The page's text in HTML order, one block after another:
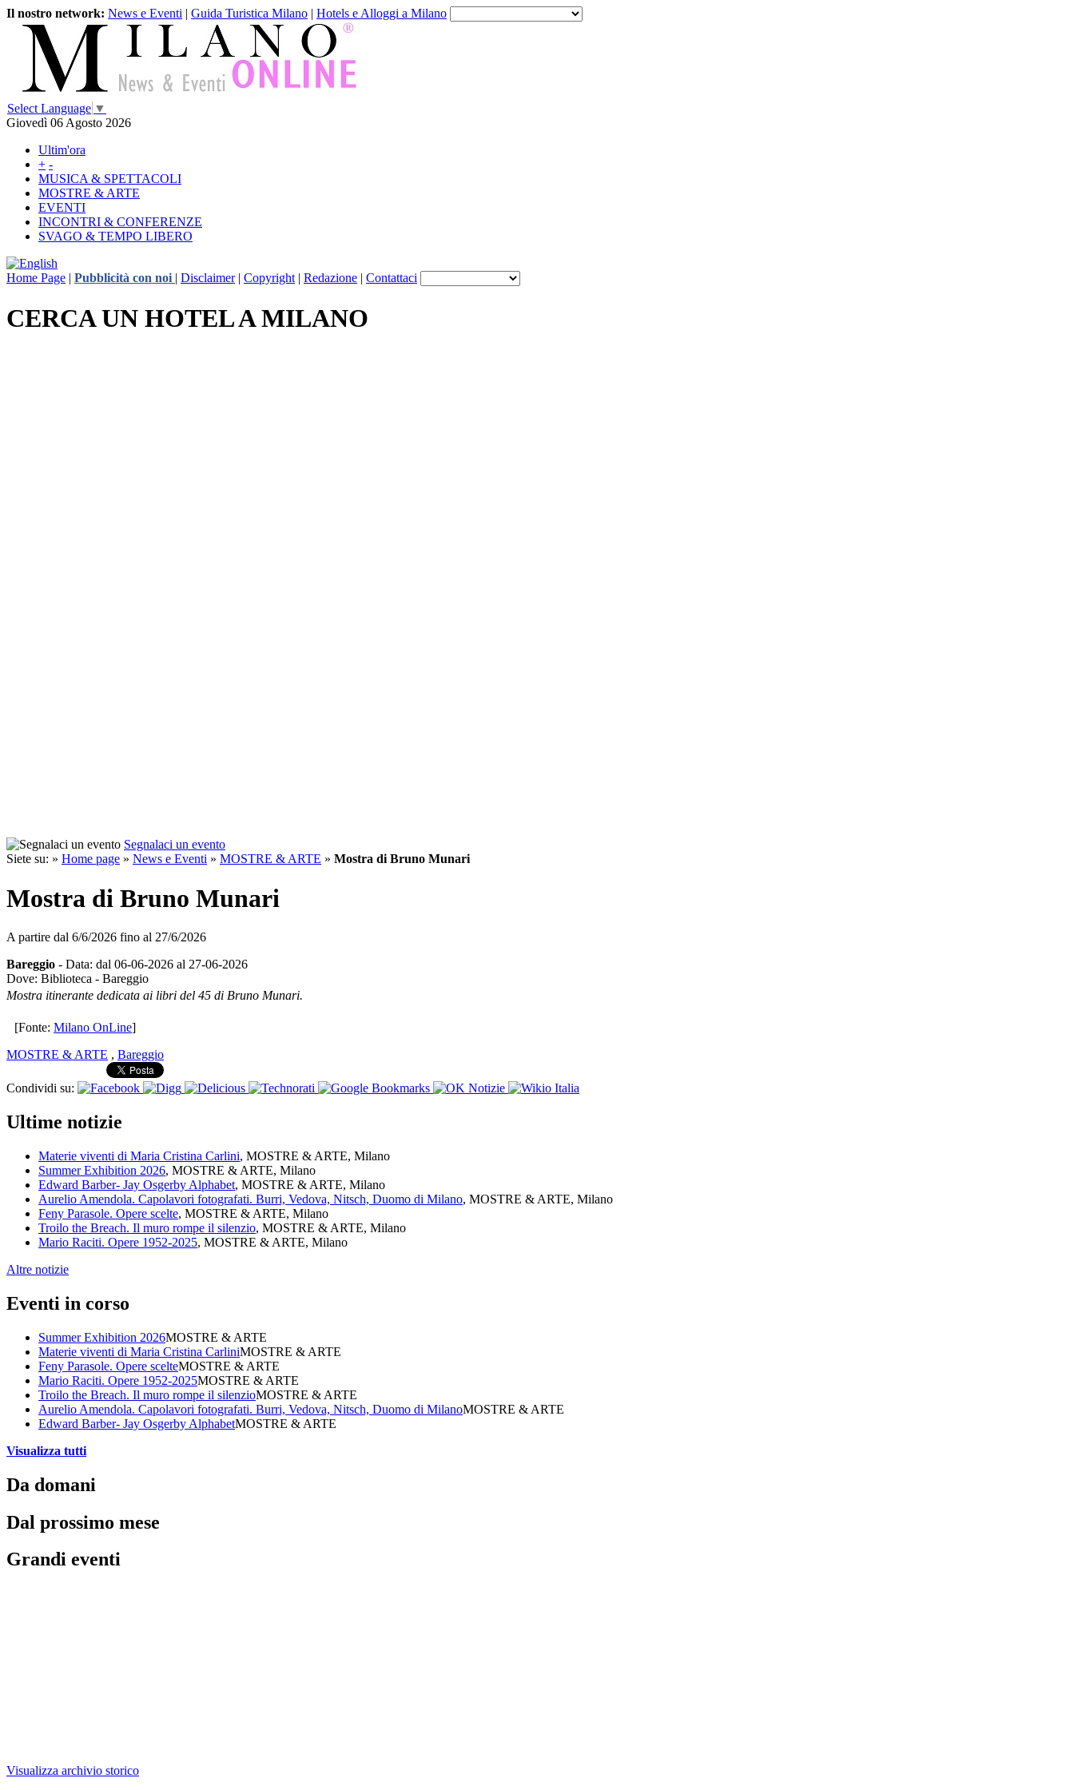
Il nostro network: News e Eventi | Guida Turistica Milano | Hotels e Alloggi a Milano
Select Language ▼
Giovedì 06 Agosto 2026
Ultim'ora
+ -
MUSICA & SPETTACOLI
MOSTRE & ARTE
EVENTI
INCONTRI & CONFERENZE
SVAGO & TEMPO LIBERO
Home Page | Pubblicità con noi | Disclaimer| Copyright | Redazione | Contattaci
CERCA UN HOTEL A MILANO
Segnalaci un evento
Siete su: » Home page » News e Eventi » MOSTRE & ARTE » Mostra di Bruno Munari
Mostra di Bruno Munari
A partire dal 6/6/2026 fino al 27/6/2026
Bareggio - Data: dal 06-06-2026 al 27-06-2026
Dove: Biblioteca - Bareggio
Mostra itinerante dedicata ai libri del 45 di Bruno Munari.
[Fonte: Milano OnLine]
MOSTRE & ARTE , Bareggio
Condividi su:
Ultime notizie
Materie viventi di Maria Cristina Carlini, MOSTRE & ARTE, Milano
Summer Exhibition 2026, MOSTRE & ARTE, Milano
Edward Barber- Jay Osgerby Alphabet, MOSTRE & ARTE, Milano
Aurelio Amendola. Capolavori fotografati. Burri, Vedova, Nitsch, Duomo di Milano, MOSTRE & ARTE, Milano
Feny Parasole. Opere scelte, MOSTRE & ARTE, Milano
Troilo the Breach. Il muro rompe il silenzio, MOSTRE & ARTE, Milano
Mario Raciti. Opere 1952-2025, MOSTRE & ARTE, Milano
Altre notizie
Eventi in corso
Summer Exhibition 2026MOSTRE & ARTE
Materie viventi di Maria Cristina CarliniMOSTRE & ARTE
Feny Parasole. Opere scelteMOSTRE & ARTE
Mario Raciti. Opere 1952-2025MOSTRE & ARTE
Troilo the Breach. Il muro rompe il silenzioMOSTRE & ARTE
Aurelio Amendola. Capolavori fotografati. Burri, Vedova, Nitsch, Duomo di MilanoMOSTRE & ARTE
Edward Barber- Jay Osgerby AlphabetMOSTRE & ARTE
Visualizza tutti
Da domani
Dal prossimo mese
Grandi eventi
Visualizza archivio storico